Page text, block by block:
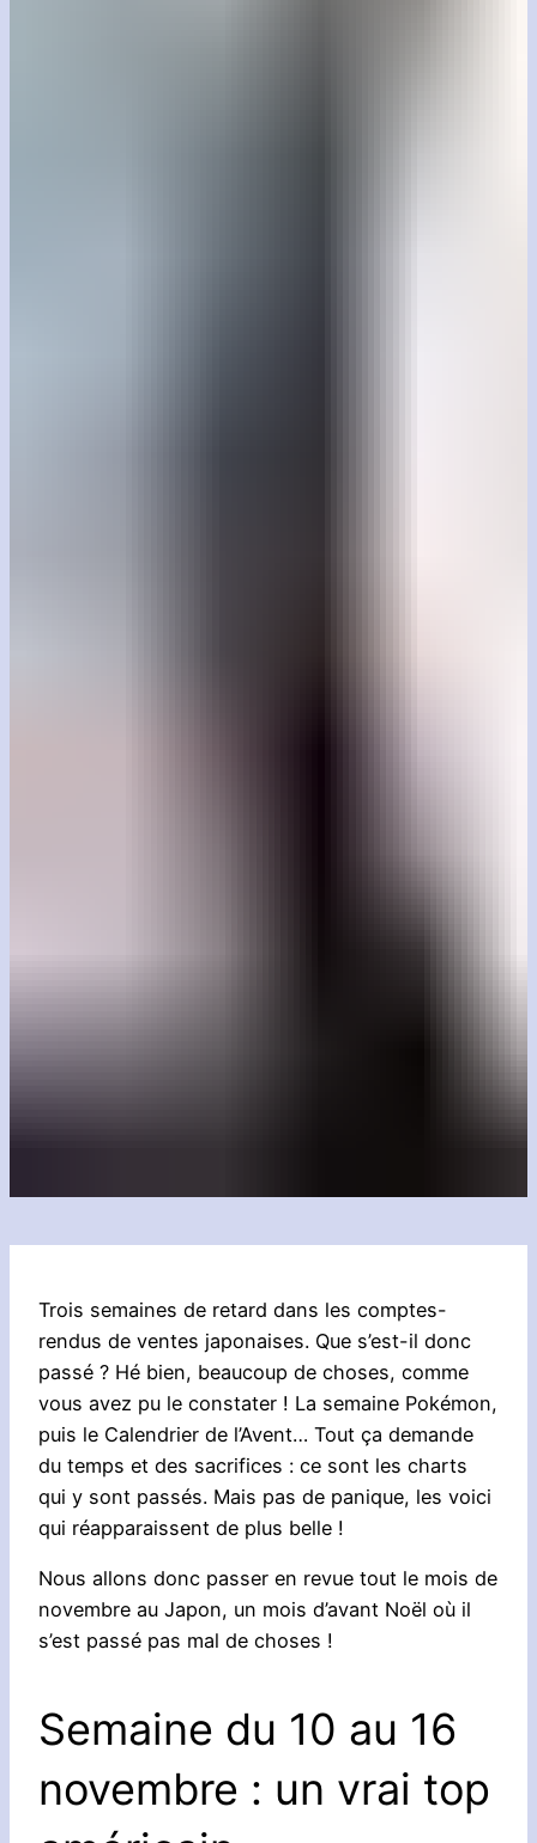
Trois semaines de retard dans les comptes-
rendus de ventes japonaises. Que s’est-il donc
passé ? Hé bien, beaucoup de choses, comme
vous avez pu le constater ! La semaine Pokémon,
puis le Calendrier de l’Avent… Tout ça demande
du temps et des sacrifices : ce sont les charts
qui y sont passés. Mais pas de panique, les voici
qui réapparaissent de plus belle !
Nous allons donc passer en revue tout le mois de
novembre au Japon, un mois d’avant Noël où il
s’est passé pas mal de choses !
Semaine du 10 au 16
novembre : un vrai top